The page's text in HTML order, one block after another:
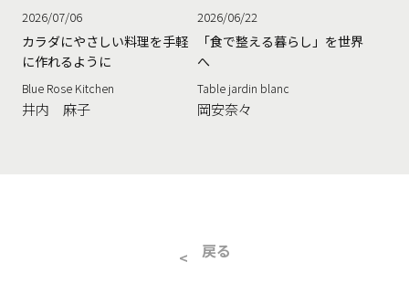
2026/07/06
カラダにやさしい料理を手軽
に作れるように
Blue Rose Kitchen
井内 麻子
2026/06/22
「食で整える暮らし」を世界
へ
Table jardin blanc
岡安奈々
戻る